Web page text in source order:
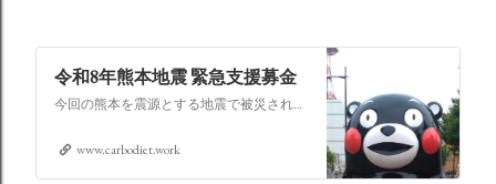
令和8年熊本地震 緊急支援募金
今回の熊本を震源とする地震で被災された皆さままだまだ余震も続き大変な時間を過ごされていると思います。心よりお見舞い申し上げます
www.carbodiet.work